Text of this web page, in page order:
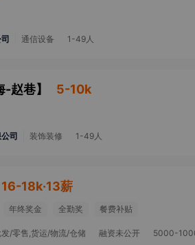
通信设备 1-49人
-赵巷】 5-10k
司 装饰装修 1-49人
16-18k·13薪
年终奖金 全勤奖 餐费补贴
/零售,货运/物流/仓储 融资未公开 5000-